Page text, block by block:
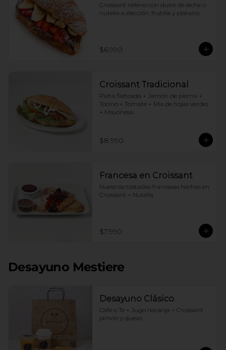
Croissant relleno con dulce de leche o
nutella a elección, frutilla y platano.
$6.990
Croissant Tradicional
Palta fileteada + Jamón de pierna +
Tocino + Tomate + Mix de hojas verdes
+ Mayonesa
$8.990
Francesa en Croissant
Nuestras tostadas francesas hechas en
Croissant + Nutella
$7.990
Desayuno Mestiere
Desayuno Clásico
Cafe o Te + Jugo naranja + Croissant
jamón y queso